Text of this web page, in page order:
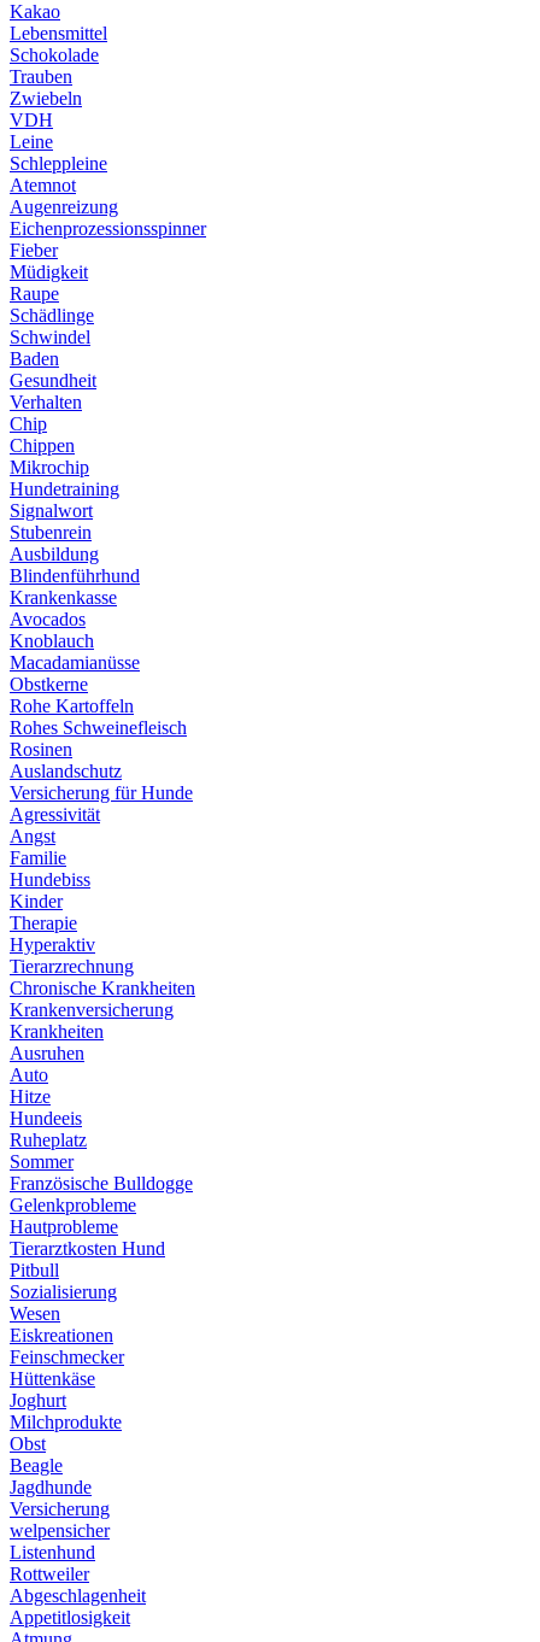
Kakao
Lebensmittel
Schokolade
Trauben
Zwiebeln
VDH
Leine
Schleppleine
Atemnot
Augenreizung
Eichenprozessionsspinner
Fieber
Müdigkeit
Raupe
Schädlinge
Schwindel
Baden
Gesundheit
Verhalten
Chip
Chippen
Mikrochip
Hundetraining
Signalwort
Stubenrein
Ausbildung
Blindenführhund
Krankenkasse
Avocados
Knoblauch
Macadamianüsse
Obstkerne
Rohe Kartoffeln
Rohes Schweinefleisch
Rosinen
Auslandschutz
Versicherung für Hunde
Agressivität
Angst
Familie
Hundebiss
Kinder
Therapie
Hyperaktiv
Tierarzrechnung
Chronische Krankheiten
Krankenversicherung
Krankheiten
Ausruhen
Auto
Hitze
Hundeeis
Ruheplatz
Sommer
Französische Bulldogge
Gelenkprobleme
Hautprobleme
Tierarztkosten Hund
Pitbull
Sozialisierung
Wesen
Eiskreationen
Feinschmecker
Hüttenkäse
Joghurt
Milchprodukte
Obst
Beagle
Jagdhunde
Versicherung
welpensicher
Listenhund
Rottweiler
Abgeschlagenheit
Appetitlosigkeit